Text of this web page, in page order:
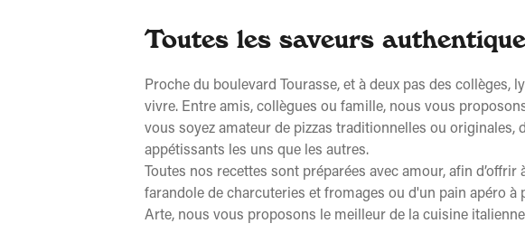
Toutes les saveurs
Proche du boulevard Tourasse, et à deux pas des
vivre. Entre amis, collègues ou famille, nous vous
vous soyez amateur de pizzas traditionnelles ou
appétissants les uns que les autres.
Toutes nos recettes sont préparées avec amour, afin
farandole de charcuteries et fromages ou d'un pain apéro
Arte, nous vous proposons le meilleur de la cuisine